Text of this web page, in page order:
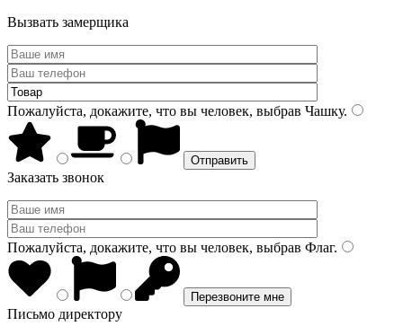
Вызвать замерщика
Пожалуйста, докажите, что вы человек, выбрав Чашку.
Заказать звонок
Пожалуйста, докажите, что вы человек, выбрав Флаг.
Письмо директору